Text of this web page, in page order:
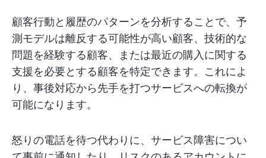
顧客行動と履歴のパターンを分析することで、予
測モデルは離反する可能性が高い顧客、技術的な
問題を経験する顧客、または最近の購入に関する
支援を必要とする顧客を特定できます。これによ
り、事後対応から先手を打つサービスへの転換が
可能になります。
怒りの電話を待つ代わりに、サービス障害につい